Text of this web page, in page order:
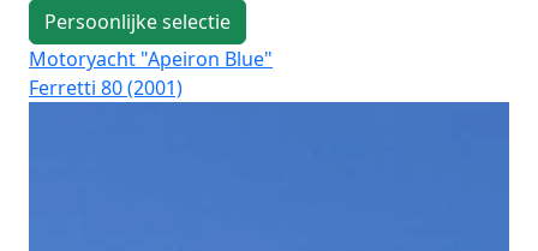
Persoonlijke selectie
Motoryacht "Apeiron Blue"
Ferretti 80 (2001)